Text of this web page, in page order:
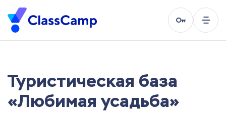
Туристическая база
«Любимая усадьба»